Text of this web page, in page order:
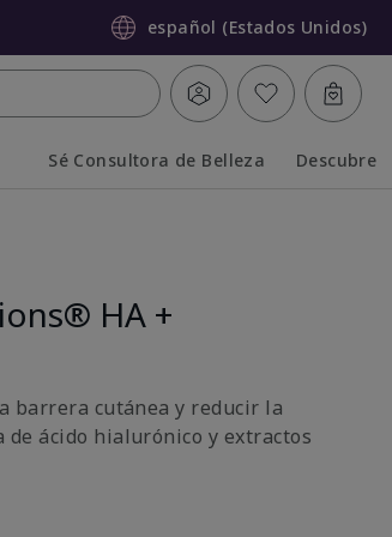
español (Estados Unidos)
Sé Consultora de Belleza Descubre
HA +
barrera cutánea y reducir la
de ácido hialurónico y extractos